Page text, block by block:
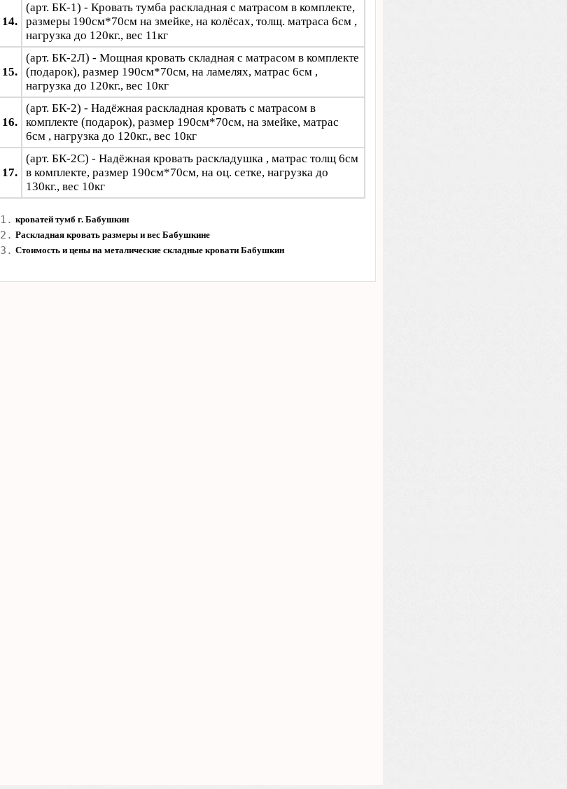
14.
(арт. БК-1) - Кровать тумба раскладная с матрасом в комплекте,
размеры 190см*70см на змейке, на колёсах, толщ. матраса 6см ,
нагрузка до 120кг., вес 11кг
15.
(арт. БК-2Л) - Мощная кровать складная с матрасом в комплекте
(подарок), размер 190см*70см, на ламелях, матрас 6см ,
нагрузка до 120кг., вес 10кг
16.
(арт. БК-2) - Надёжная раскладная кровать с матрасом в
комплекте (подарок), размер 190см*70см, на змейке, матрас
6см , нагрузка до 120кг., вес 10кг
17.
(арт. БК-2С) - Надёжная кровать раскладушка , матрас толщ 6см
в комплекте, размер 190см*70см, на оц. сетке, нагрузка до
130кг., вес 10кг
1. кроватей тумб г. Бабушкин
2. Раскладная кровать размеры и вес Бабушкине
3. Стоимость и цены на металические складные кровати Бабушкин